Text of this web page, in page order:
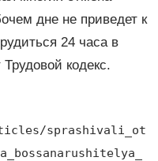
дне не приведет к
24 часа в
кодекс.
sprashivali_ot